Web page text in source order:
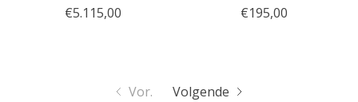
€5.115,00
€195,00
Vor. Volgende